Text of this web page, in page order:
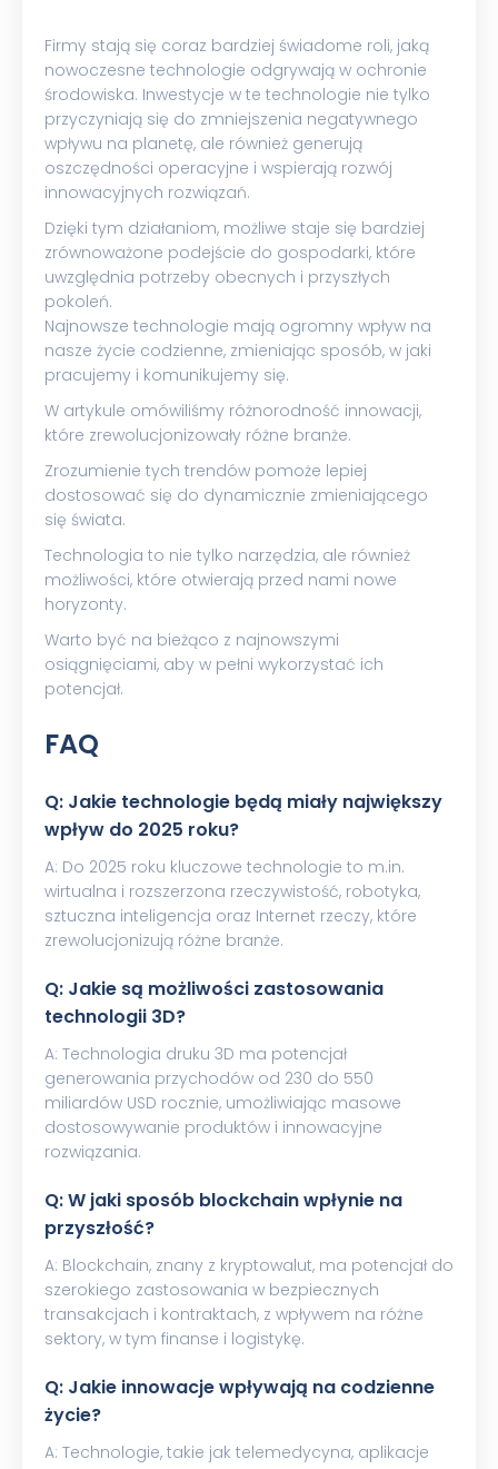
Firmy stają się coraz bardziej świadome roli, jaką
nowoczesne technologie odgrywają w ochronie
środowiska. Inwestycje w te technologie nie tylko
przyczyniają się do zmniejszenia negatywnego
wpływu na planetę, ale również generują
oszczędności operacyjne i wspierają rozwój
innowacyjnych rozwiązań.
Dzięki tym działaniom, możliwe staje się bardziej
zrównoważone podejście do gospodarki, które
uwzględnia potrzeby obecnych i przyszłych
pokoleń.
Najnowsze technologie mają ogromny wpływ na
nasze życie codzienne, zmieniając sposób, w jaki
pracujemy i komunikujemy się.
W artykule omówiliśmy różnorodność innowacji,
które zrewolucjonizowały różne branże.
Zrozumienie tych trendów pomoże lepiej
dostosować się do dynamicznie zmieniającego
się świata.
Technologia to nie tylko narzędzia, ale również
możliwości, które otwierają przed nami nowe
horyzonty.
Warto być na bieżąco z najnowszymi
osiągnięciami, aby w pełni wykorzystać ich
potencjał.
FAQ
Q: Jakie technologie będą miały największy
wpływ do 2025 roku?
A: Do 2025 roku kluczowe technologie to m.in.
wirtualna i rozszerzona rzeczywistość, robotyka,
sztuczna inteligencja oraz Internet rzeczy, które
zrewolucjonizują różne branże.
Q: Jakie są możliwości zastosowania
technologii 3D?
A: Technologia druku 3D ma potencjał
generowania przychodów od 230 do 550
miliardów USD rocznie, umożliwiając masowe
dostosowywanie produktów i innowacyjne
rozwiązania.
Q: W jaki sposób blockchain wpłynie na
przyszłość?
A: Blockchain, znany z kryptowalut, ma potencjał do
szerokiego zastosowania w bezpiecznych
transakcjach i kontraktach, z wpływem na różne
sektory, w tym finanse i logistykę.
Q: Jakie innowacje wpływają na codzienne
życie?
A: Technologie, takie jak telemedycyna, aplikacje